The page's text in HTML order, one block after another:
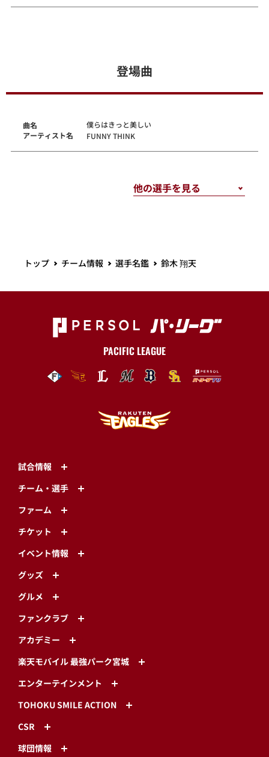
登場曲
曲名
アーティスト名
僕らはきっと美しい
FUNNY THINK
トップ チーム情報 選手名鑑 鈴木 翔天
PACIFIC LEAGUE
試合情報
チーム・選手
ファーム
チケット
イベント情報
グッズ
グルメ
ファンクラブ
アカデミー
楽天モバイル 最強パーク宮城
エンターテインメント
TOHOKU SMILE ACTION
CSR
球団情報